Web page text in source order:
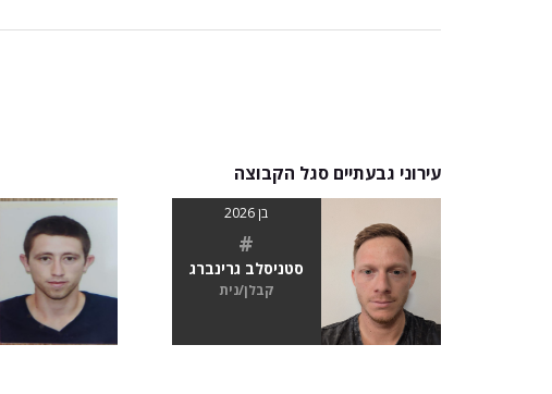
עירוני גבעתיים סגל הקבוצה
בן 2026
#
סטניסלב גרינברג
קבלן/נית